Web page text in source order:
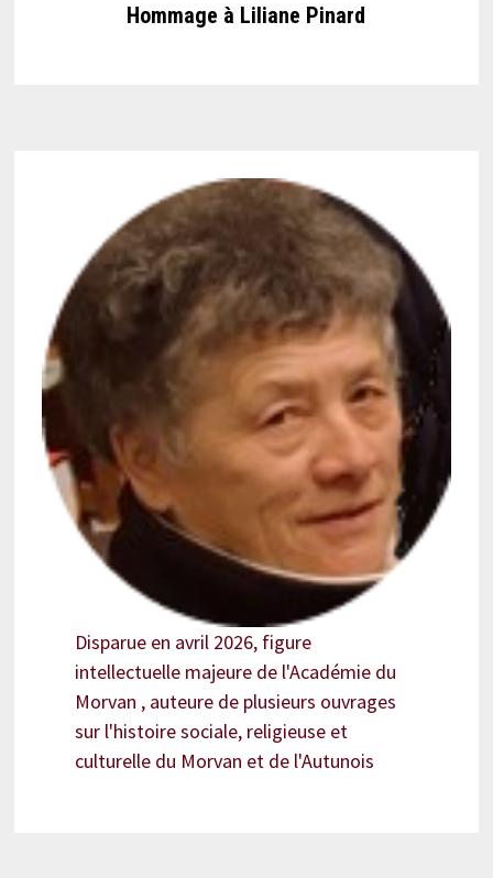
Hommage à Liliane Pinard
Disparue en avril 2026, figure
intellectuelle majeure de l'Académie du
Morvan , auteure de plusieurs ouvrages
sur l'histoire sociale, religieuse et
culturelle du Morvan et de l'Autunois